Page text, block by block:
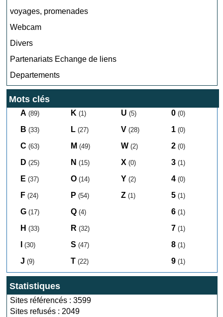
voyages, promenades
Webcam
Divers
Partenariats Echange de liens
Departements
Mots clés
A (89)
B (33)
C (63)
D (25)
E (37)
F (24)
G (17)
H (33)
(30)
J (9)
K (1)
L (27)
M (49)
N (15)
O (14)
P (54)
Q (4)
R (32)
S (47)
T (22)
U (5)
V (28)
W (2)
X (0)
Y (2)
Z (1)
0 (0)
1 (0)
2 (0)
3 (1)
4 (0)
5 (1)
6 (1)
7 (1)
8 (1)
9 (1)
Statistiques
Sites référencés : 3599
Sites refusés : 2049